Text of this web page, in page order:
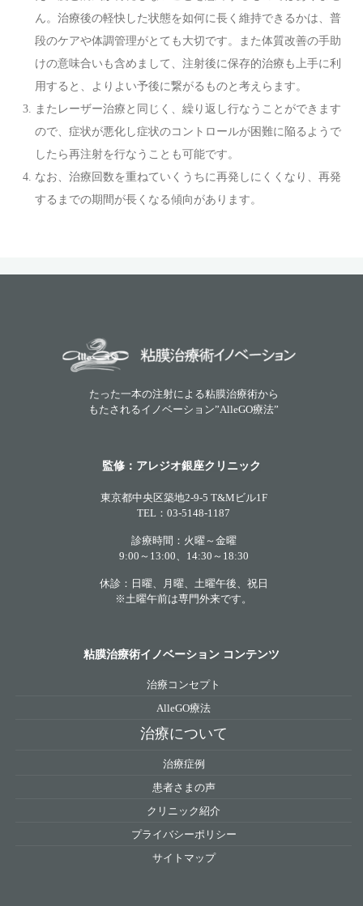
ん。治療後の軽快した状態を如何に長く維持できるかは、普
段のケアや体調管理がとても大切です。また体質改善の手助
けの意味合いも含めまして、注射後に保存的治療も上手に利
用すると、よりよい予後に繋がるものと考えらます。
またレーザー治療と同じく、繰り返し行なうことができます
ので、症状が悪化し症状のコントロールが困難に陥るようで
したら再注射を行なうことも可能です。
なお、治療回数を重ねていくうちに再発しにくくなり、再発
するまでの期間が長くなる傾向があります。
たった一本の注射による粘膜治療術から
もたされるイノベーション”AlleGO療法”
監修：アレジオ銀座クリニック
東京都中央区築地2-9-5 T&Mビル1F
TEL：03-5148-1187
診療時間：火曜～金曜
9:00～13:00、14:30～18:30
休診：日曜、月曜、土曜午後、祝日
※土曜午前は専門外来です。
粘膜治療術イノベーション コンテンツ
治療コンセプト
AlleGO療法
治療について
治療症例
患者さまの声
クリニック紹介
プライバシーポリシー
サイトマップ